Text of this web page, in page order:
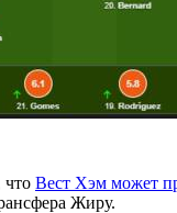
что Вест Хэм может
Жиру.